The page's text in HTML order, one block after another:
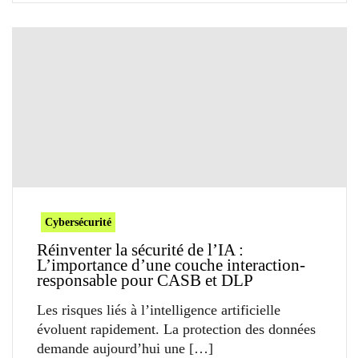
Cybersécurité
Réinventer la sécurité de l’IA :
L’importance d’une couche interaction-
responsable pour CASB et DLP
Les risques liés à l’intelligence artificielle
évoluent rapidement. La protection des données
demande aujourd’hui une